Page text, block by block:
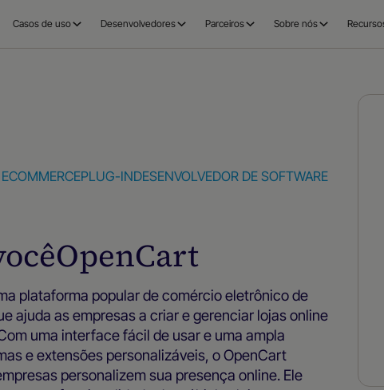
Casos de uso Desenvolvedores Parceiros Sobre nós
PLUG-INDESENVOLVEDOR DE SOFTWARE
OpenCart
plataforma popular de comércio eletrônico de
ajuda as empresas a criar e gerenciar lojas online
uma interface fácil de usar e uma ampla
e extensões personalizáveis, o OpenCart
personalizem sua presença online. Ele